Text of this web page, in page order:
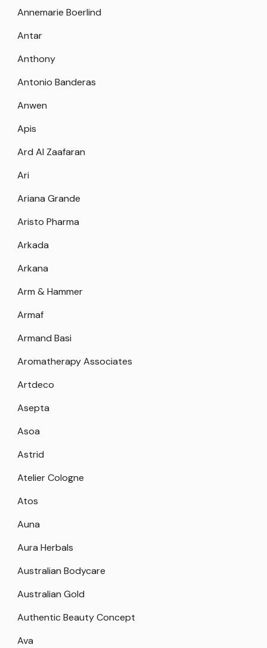
Annemarie Boerlind
Antar
Anthony
Antonio Banderas
Anwen
Apis
Ard Al Zaafaran
Ari
Ariana Grande
Aristo Pharma
Arkada
Arkana
Arm & Hammer
Armaf
Armand Basi
Aromatherapy Associates
Artdeco
Asepta
Asoa
Astrid
Atelier Cologne
Atos
Auna
Aura Herbals
Australian Bodycare
Australian Gold
Authentic Beauty Concept
Ava